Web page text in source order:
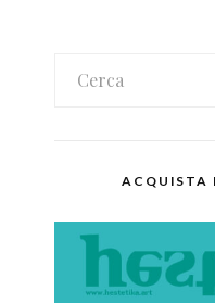
ACQUISTA